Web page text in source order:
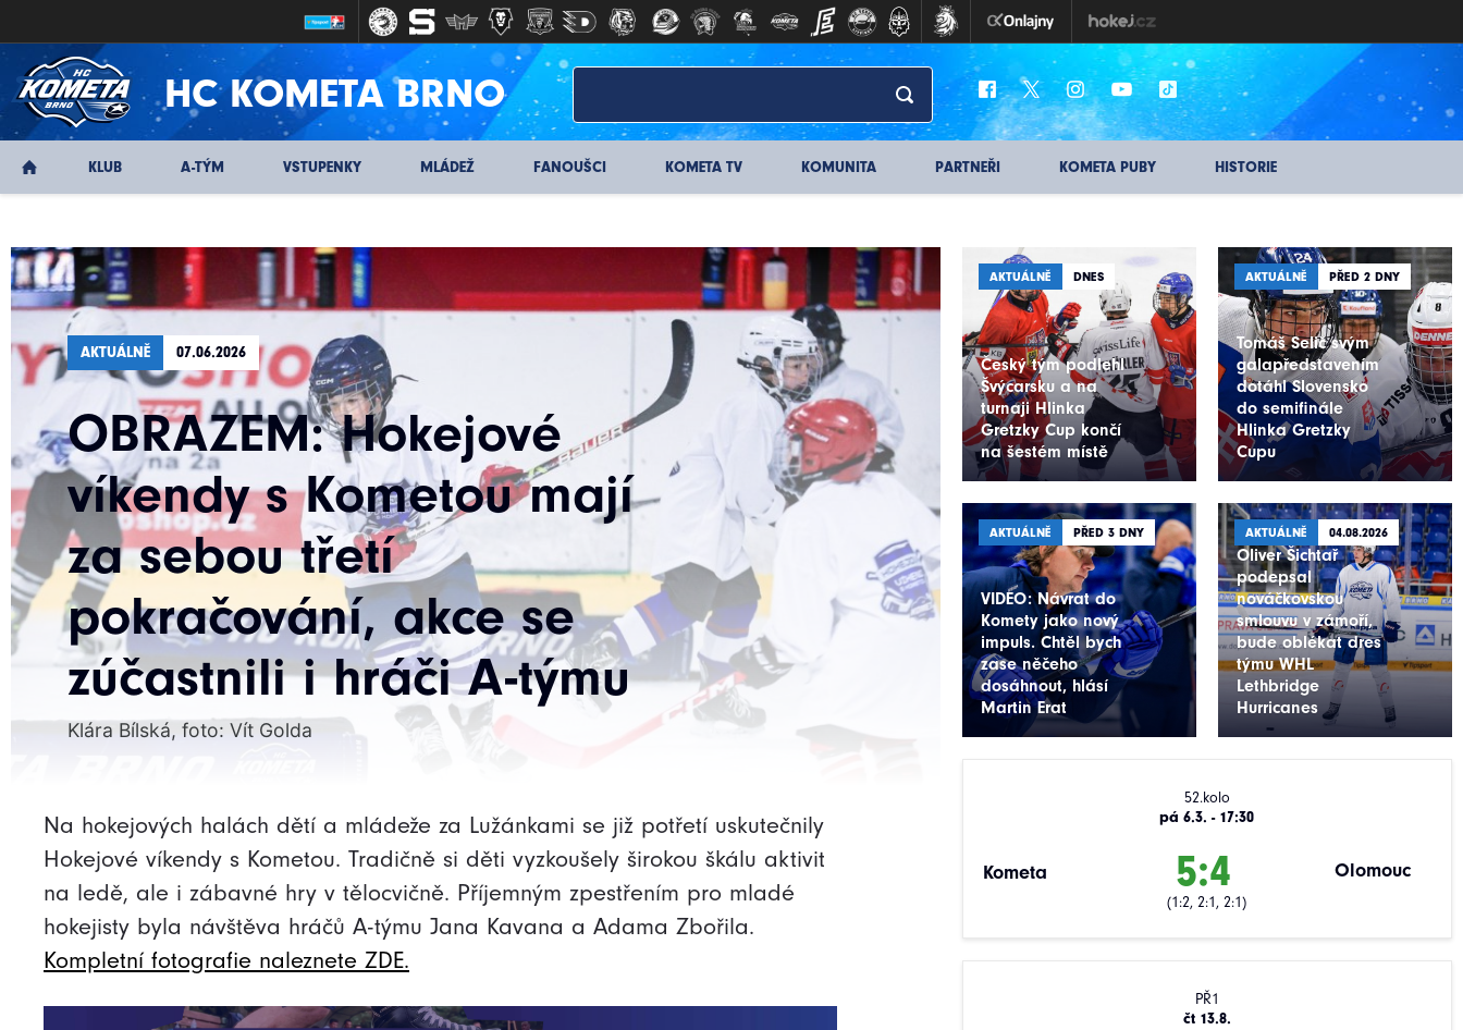
HC KOMETA BRNO
KLUB A-TÝM VSTUPENKY MLÁDEŽ FANOUŠCI KOMETA TV KOMUNITA PARTNEŘI KOMETA PUBY HISTORIE
AKTUÁLNĚ 07.06.2026
OBRAZEM: Hokejové
víkendy s Kometou mají
za sebou třetí
pokračování, akce se
zúčastnili i hráči A-týmu
Klára Bílská, foto: Vít Golda
Na hokejových halách dětí a mládeže za Lužánkami se již potřetí uskutečnily
Hokejové víkendy s Kometou. Tradičně si děti vyzkoušely širokou škálu aktivit
na ledě, ale i zábavné hry v tělocvičně. Příjemným zpestřením pro mladé
hokejisty byla návštěva hráčů A-týmu Jana Kavana a Adama Zbořila.
Kompletní fotografie naleznete ZDE.
AKTUÁLNĚ DNES
Český tým podlehl
Švýcarsku a na
turnaji Hlinka
Gretzky Cup končí
na šestém místě
AKTUÁLNĚ PŘED 2 DNY
Tomáš Selič svým
galapředstavením
dotáhl Slovensko
do semifinále
Hlinka Gretzky
Cupu
AKTUÁLNĚ PŘED 3 DNY
VIDEO: Návrat do
Komety jako nový
impuls. Chtěl bych
zase něčeho
dosáhnout, hlásí
Martin Erat
AKTUÁLNĚ 04.08.2026
Oliver Šichtař
podepsal
nováčkovskou
smlouvu v zámoří,
bude oblékat dres
týmu WHL
Lethbridge
Hurricanes
52.kolo
pá 6.3. - 17:30
Kometa 5:4 Olomouc
(1:2, 2:1, 2:1)
PŘ1
čt 13.8.